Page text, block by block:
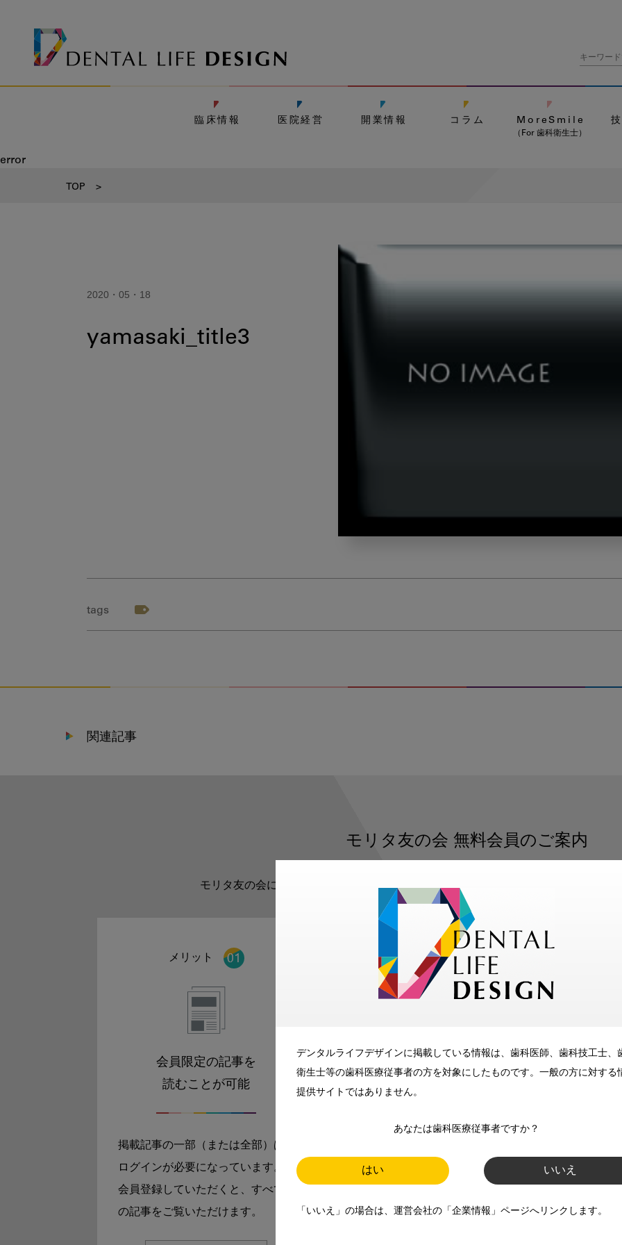
デンタルライフデザインに掲載している情報は、歯科医師、歯科技工士、
衛生士等の歯科医療従事者の方を対象にしたものです。一般の方に対する
提供サイトではありません。
あなたは歯科医療従事者ですか？
はい いいえ
「いいえ」の場合は、運営会社の「企業情報」ページへリンクします。
臨床情報 医院経営 開業情報 コラム MoreSmile
（For 歯科衛生士）
error
TOP >
2020・05・18
yamasaki_title3
tags
関連記事
モリタ友の会 無料会員のご案内
モリタ友の会に登録いただくと、デンタルライフデザインをもっと便利にご利用い
メリット
会員限定の記事を
読むことが可能
掲載記事の一部（または全部）は
ログインが必要になっています。
会員登録していただくと、すべて
の記事をご覧いただけます。
メリット
メールマガジンでお届け
師、歯科衛生士、歯科技工士）に
お届けします。